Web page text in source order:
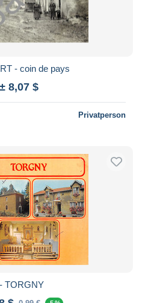
- coin de pays
± 8,07 $
Privatperson
TORGNY